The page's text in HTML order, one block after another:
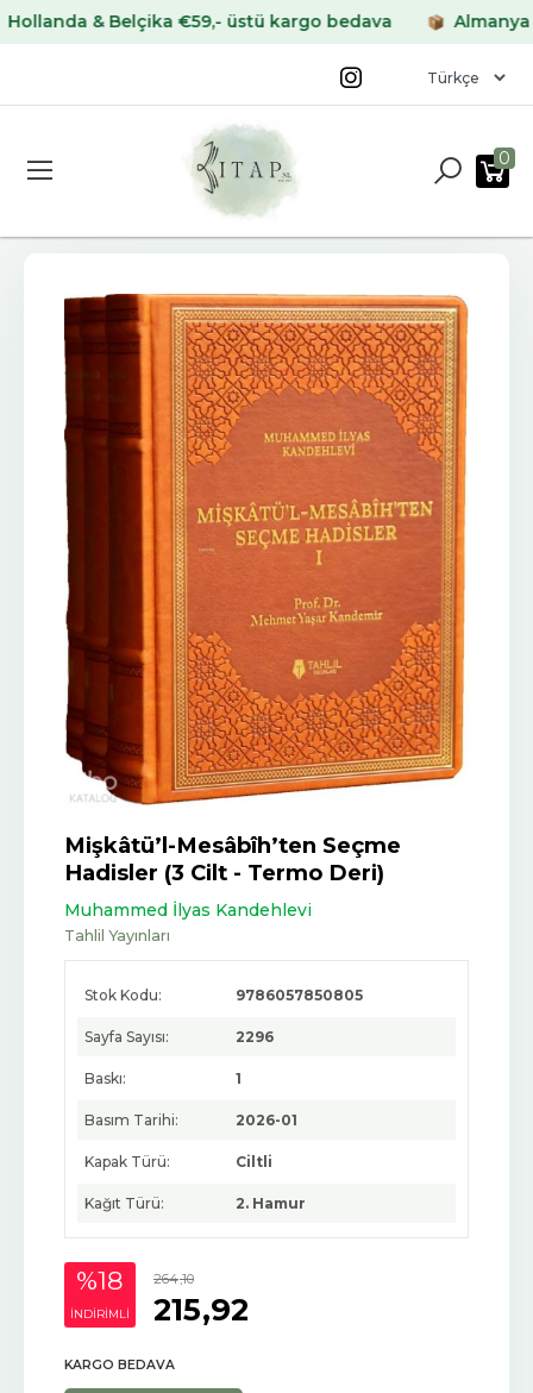
& Belçika €59,- üstü kargo bedava Almanya &
0
Mişkâtü’l-Mesâbîh’ten Seçme
Hadisler (3 Cilt - Termo Deri)
Muhammed İlyas Kandehlevi
Tahlil Yayınları
Stok Kodu: 9786057850805
Sayfa Sayısı: 2296
Baskı: 1
Basım Tarihi: 2026-01
Kapak Türü: Ciltli
Kağıt Türü: 2. Hamur
%18
INDIRIMLI
264,10
215,92
KARGO BEDAVA